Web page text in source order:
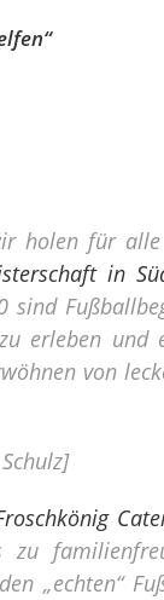
holen für
in
erleben und
von
„echten“